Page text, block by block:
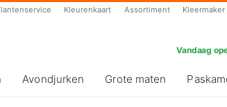
Kleurenkaart Assortiment Kleermaker
Vandaag
Avondjurken Grote maten